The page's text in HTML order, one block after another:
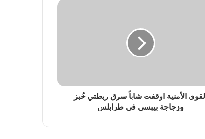
القوى الأمنية اوقفت شاباً سرق ربطتي خُبز
وزجاجة بيبسي في طرابلس